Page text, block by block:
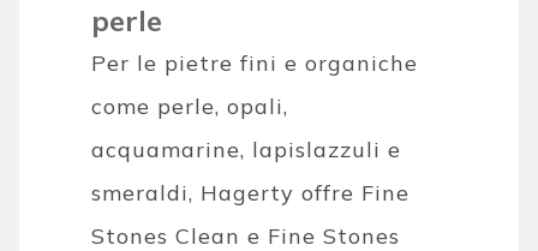
perle
Per le pietre fini e organiche
come perle, opali,
acquamarine, lapislazzuli e
smeraldi, Hagerty offre Fine
Stones Clean e Fine Stones